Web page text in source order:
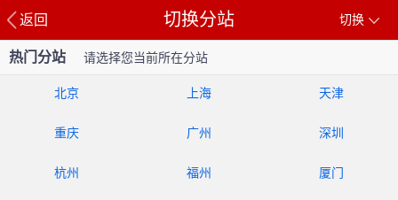
返回 切换
切换分站
热门分站 请选择您当前所在分站
北京 上海 天津
重庆 广州 深圳
杭州 福州 厦门